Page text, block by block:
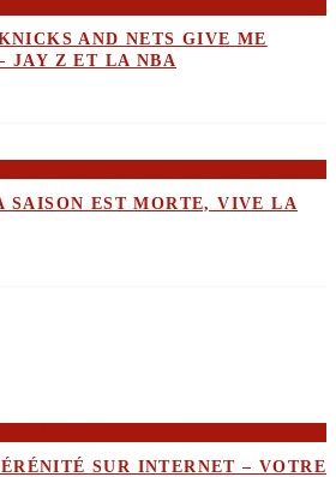
AND NETS GIVE ME
JAY Z ET LA NBA
SAISON EST MORTE, VIVE LA
SUR INTERNET – VOTRE